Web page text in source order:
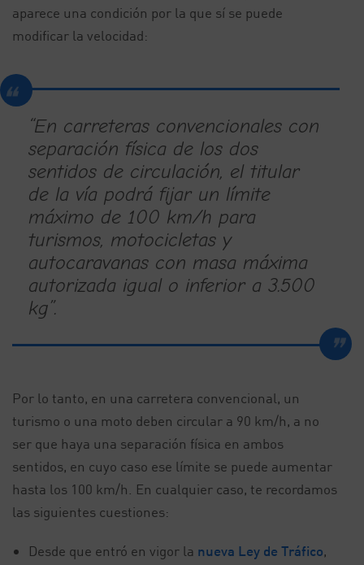
aparece una condición por la que sí se puede
modificar la velocidad:
“En carreteras convencionales con
separación física de los dos
sentidos de circulación, el titular
de la vía podrá fijar un límite
máximo de 100 km/h para
turismos, motocicletas y
autocaravanas con masa máxima
autorizada igual o inferior a 3.500
kg”.
Por lo tanto, en una carretera convencional, un
turismo o una moto deben circular a 90 km/h, a no
ser que haya una separación física en ambos
sentidos, en cuyo caso ese límite se puede aumentar
hasta los 100 km/h. En cualquier caso, te recordamos
las siguientes cuestiones:
Desde que entró en vigor la nueva Ley de Tráfico,